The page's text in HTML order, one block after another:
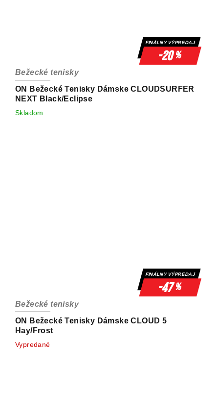
FINÁLNY VÝPREDAJ
-20%
ON Bežecké Tenisky Dámske CLOUDSURFER
NEXT Black/Eclipse
Bežecké tenisky
Skladom
FINÁLNY VÝPREDAJ
-47%
ON Bežecké Tenisky Dámske CLOUD 5
Hay/Frost
Bežecké tenisky
Vypredané